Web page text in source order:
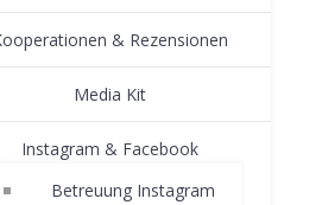
& Rezensionen
Media Kit
Instagram & Facebook
Betreuung Instagram